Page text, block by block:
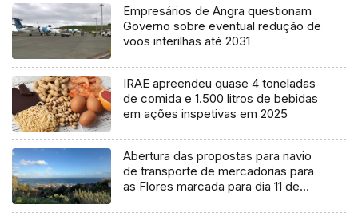
Empresários de Angra questionam
Governo sobre eventual redução de
voos interilhas até 2031
IRAE apreendeu quase 4 toneladas
de comida e 1.500 litros de bebidas
em ações inspetivas em 2025
Abertura das propostas para navio
de transporte de mercadorias para
as Flores marcada para dia 11 de